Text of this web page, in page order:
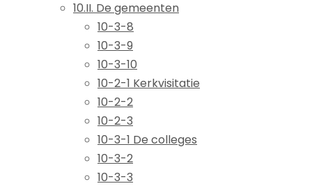
10.II. De gemeenten
10-3-8
10-3-9
10-3-10
10-2-1 Kerkvisitatie
10-2-2
10-2-3
10-3-1 De colleges
10-3-2
10-3-3